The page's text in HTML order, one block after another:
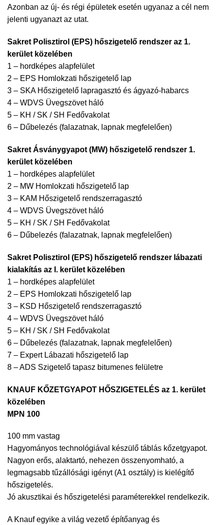
Azonban az új- és régi épületek esetén ugyanaz a cél nem
jelenti ugyanazt az utat.
Sakret Polisztirol (EPS) hőszigetelő rendszer az 1.
kerület közelében
1 – hordképes alapfelület
2 – EPS Homlokzati hőszigetelő lap
3 – SKA Hőszigetelő lapragasztó és ágyazó-habarcs
4 – WDVS Üvegszövet háló
5 – KH / SK / SH Fedővakolat
6 – Dűbelezés (falazatnak, lapnak megfelelően)
Sakret Ásványgyapot (MW) hőszigetelő rendszer 1.
kerület közelében
1 – hordképes alapfelület
2 – MW Homlokzati hőszigetelő lap
3 – KAM Hőszigetelő rendszerragasztó
4 – WDVS Üvegszövet háló
5 – KH / SK / SH Fedővakolat
6 – Dűbelezés (falazatnak, lapnak megfelelően)
Sakret Polisztirol (EPS) hőszigetelő rendszer lábazati
kialakítás az I. kerület közelében
1 – hordképes alapfelület
2 – EPS Homlokzati hőszigetelő lap
3 – KSD Hőszigetelő rendszerragasztó
4 – WDVS Üvegszövet háló
5 – KH / SK / SH Fedővakolat
6 – Dűbelezés (falazatnak, lapnak megfelelően)
7 – Expert Lábazati hőszigetelő lap
8 – ADS Szigetelő tapasz bitumenes felületre
KNAUF KŐZETGYAPOT HŐSZIGETELÉS az 1. kerület
közelében
MPN 100
100 mm vastag
Hagyományos technológiával készülő táblás kőzetgyapot.
Nagyon erős, alaktartó, nehezen összenyomható, a
legmagsabb tűzállósági igényt (A1 osztály) is kielégítő
hőszigetelés.
Jó akusztikai és hőszigetelési paraméterekkel rendelkezik.
A Knauf egyike a világ vezető építőanyag és